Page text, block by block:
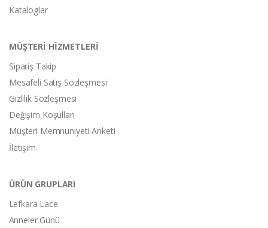
Kataloglar
MÜŞTERİ HİZMETLERİ
Sipariş Takip
Mesafeli Satış Sözleşmesi
Gizlilik Sözleşmesi
Değişim Koşulları
Müşteri Memnuniyeti Anketi
İletişim
ÜRÜN GRUPLARI
Lefkara Lace
Anneler Günü